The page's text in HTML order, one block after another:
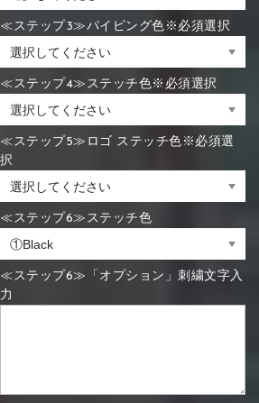
≪ステップ3≫パイピング色※必須選択
≪ステップ4≫ステッチ色※必須選択
≪ステップ5≫ロゴ ステッチ色※必須選
択
≪ステップ6≫ステッチ色
≪ステップ6≫「オプション」刺繍文字入
力